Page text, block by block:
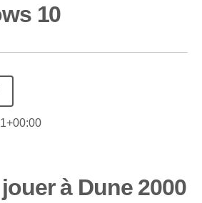
10
à Dune 2000